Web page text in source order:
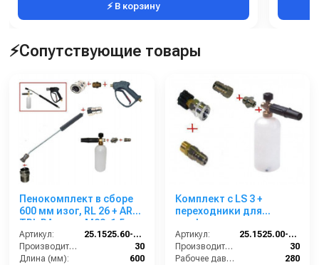
⚡ В корзину
⚡Сопутствующие товары
Пенокомплект в сборе
600 мм изог, RL 26 + ARS
TPL РА; вход М22х1,5ш.
Артикул:
25.1525.60-P26 -6-TPL
Производительность (л/мин):
30
Длина (мм):
600
Комплект с LS 3 +
переходники для
профессионального
пистолета Karcher c
ARS220.
Артикул:
25.1525.00-KPK - 220
Производительность (л/мин):
30
Рабочее давление (бар):
280